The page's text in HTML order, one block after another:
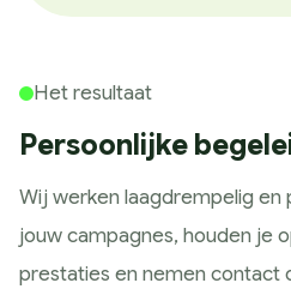
Het resultaat
Persoonlijke
Wij werken laagdrempelig
jouw campagnes, houden je
prestaties en nemen contact